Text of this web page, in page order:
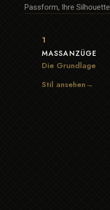
Passform, Ihre Silhouette.
1
MASSANZÜGE
Die Grundlage
Stil ansehen→